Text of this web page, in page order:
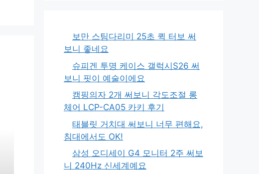
보만 스팀다리미 25초 퀵 터보 써
보니 좋네요
슈피겐 투명 케이스 갤럭시S26 써
보니 핏이 예술이에요
캠핑의자 2개 써보니 각도조절 롱
체어 LCP-CA05 카키 후기
태블릿 거치대 써보니 너무 편해요,
침대에서도 OK!
삼성 오디세이 G4 모니터 2주 써보
니 240Hz 신세계예요